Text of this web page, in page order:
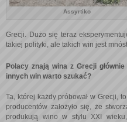
Assyrtiko
Grecji. Dużo się teraz
takiej polityki, ale takich win jest
Polacy znają wina z Grecji
innych win warto szukać?
Ta, której każdy próbował w Grecji, to
producentów założyło się, że
produkują wino w stylu XXI